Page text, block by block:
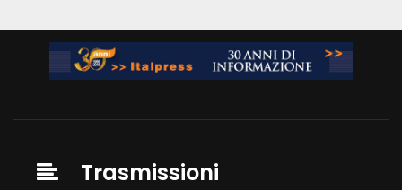
Trasmissioni